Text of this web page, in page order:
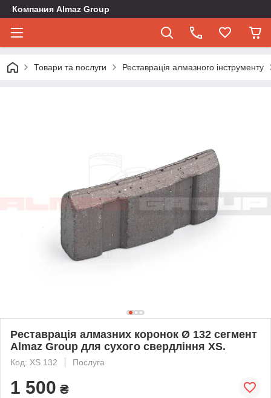
Компания Almaz Group
Товари та послуги Реставрація алмазного інструменту
Реставрація алмазних коронок Ø 132 сегмент
Almaz Group для сухого свердління XS.
Код: XS 132 Послуга
1 500 ₴